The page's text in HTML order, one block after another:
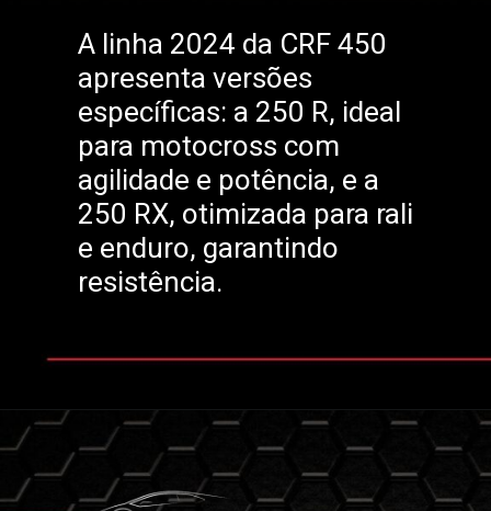
A linha 2024 da CRF 450
apresenta versões
específicas: a 250 R, ideal
para motocross com
agilidade e potência, e a
250 RX, otimizada para rali
e enduro, garantindo
resistência.